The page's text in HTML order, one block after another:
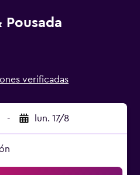
Pousada
verificadas
- lun. 17/8